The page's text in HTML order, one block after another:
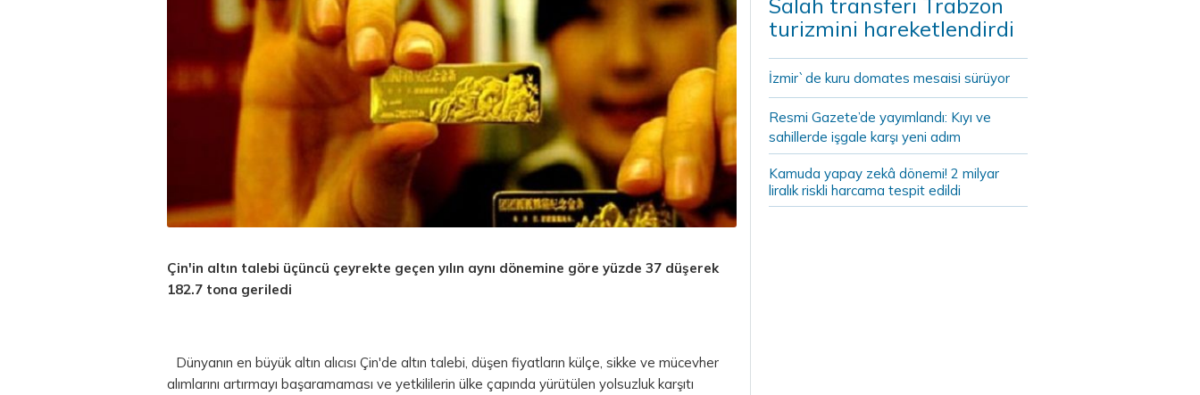
Çin'in altın talebi üçüncü çeyrekte geçen yılın aynı dönemine göre yüzde 37 düşerek
182.7 tona geriledi
Dünyanın en büyük altın alıcısı Çin'de altın talebi, düşen fiyatların külçe, sikke ve mücevher
alımlarını artırmayı başaramaması ve yetkililerin ülke çapında yürütülen yolsuzluk karşıtı
turizmini hareketlendirdi
İzmir`de kuru domates mesaisi sürüyor
Resmi Gazete’de yayımlandı: Kıyı ve
sahillerde işgale karşı yeni adım
Kamuda yapay zekâ dönemi! 2 milyar
liralık riskli harcama tespit edildi